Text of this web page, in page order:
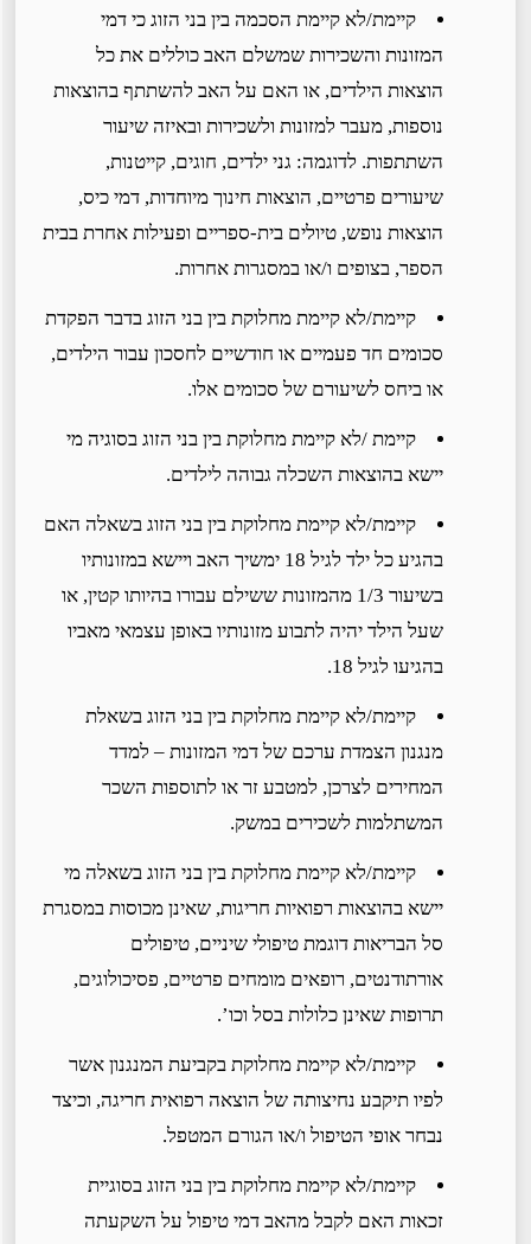
קיימת/לא קיימת הסכמה בין בני הזוג כי דמי
המזונות והשכירות שמשלם האב כוללים את כל
הוצאות הילדים, או האם על האב להשתתף בהוצאות
נוספות, מעבר למזונות ולשכירות ובאיזה שיעור
השתתפות. לדוגמה: גני ילדים, חוגים, קייטנות,
שיעורים פרטיים, הוצאות חינוך מיוחדות, דמי כיס,
הוצאות נופש, טיולים בית-ספריים ופעילות אחרת בבית
הספר, בצופים ו/או במסגרות אחרות.
קיימת/לא קיימת מחלוקת בין בני הזוג בדבר הפקדת
סכומים חד פעמיים או חודשיים לחסכון עבור הילדים,
או ביחס לשיעורם של סכומים אלו.
קיימת /לא קיימת מחלוקת בין בני הזוג בסוגיה מי
יישא בהוצאות השכלה גבוהה לילדים.
קיימת/לא קיימת מחלוקת בין בני הזוג בשאלה האם
בהגיע כל ילד לגיל 18 ימשיך האב ויישא במזונותיו
בשיעור 1/3 מהמזונות ששילם עבורו בהיותו קטין, או
שעל הילד יהיה לתבוע מזונותיו באופן עצמאי מאביו
בהגיעו לגיל 18.
קיימת/לא קיימת מחלוקת בין בני הזוג בשאלת
מנגנון הצמדת ערכם של דמי המזונות – למדד
המחירים לצרכן, למטבע זר או לתוספות השכר
המשתלמות לשכירים במשק.
קיימת/לא קיימת מחלוקת בין בני הזוג בשאלה מי
יישא בהוצאות רפואיות חריגות, שאינן מכוסות במסגרת
סל הבריאות דוגמת טיפולי שיניים, טיפולים
אורתודנטים, רופאים מומחים פרטיים, פסיכולוגים,
תרופות שאינן כלולות בסל וכו’.
קיימת/לא קיימת מחלוקת בקביעת המנגנון אשר
לפיו תיקבע נחיצותה של הוצאה רפואית חריגה, וכיצד
נבחר אופי הטיפול ו/או הגורם המטפל.
קיימת/לא קיימת מחלוקת בין בני הזוג בסוגיית
זכאות האם לקבל מהאב דמי טיפול על השקעתה